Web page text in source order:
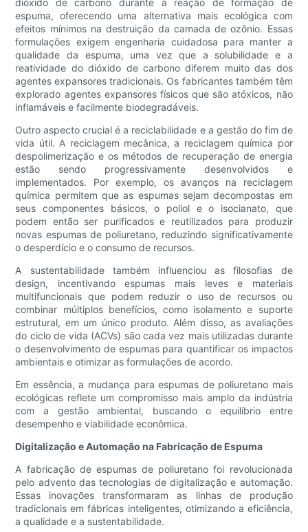
dióxido de carbono durante a reação de formação de
espuma, oferecendo uma alternativa mais ecológica com
efeitos mínimos na destruição da camada de ozônio. Essas
formulações exigem engenharia cuidadosa para manter a
qualidade da espuma, uma vez que a solubilidade e a
reatividade do dióxido de carbono diferem muito das dos
agentes expansores tradicionais. Os fabricantes também têm
explorado agentes expansores físicos que são atóxicos, não
inflamáveis ​​e facilmente biodegradáveis.
Outro aspecto crucial é a reciclabilidade e a gestão do fim de
vida útil. A reciclagem mecânica, a reciclagem química por
despolimerização e os métodos de recuperação de energia
estão sendo progressivamente desenvolvidos e
implementados. Por exemplo, os avanços na reciclagem
química permitem que as espumas sejam decompostas em
seus componentes básicos, o poliol e o isocianato, que
podem então ser purificados e reutilizados para produzir
novas espumas de poliuretano, reduzindo significativamente
o desperdício e o consumo de recursos.
A sustentabilidade também influenciou as filosofias de
design, incentivando espumas mais leves e materiais
multifuncionais que podem reduzir o uso de recursos ou
combinar múltiplos benefícios, como isolamento e suporte
estrutural, em um único produto. Além disso, as avaliações
do ciclo de vida (ACVs) são cada vez mais utilizadas durante
o desenvolvimento de espumas para quantificar os impactos
ambientais e otimizar as formulações de acordo.
Em essência, a mudança para espumas de poliuretano mais
ecológicas reflete um compromisso mais amplo da indústria
com a gestão ambiental, buscando o equilíbrio entre
desempenho e viabilidade econômica.
Digitalização e Automação na Fabricação de Espuma
A fabricação de espumas de poliuretano foi revolucionada
pelo advento das tecnologias de digitalização e automação.
Essas inovações transformaram as linhas de produção
tradicionais em fábricas inteligentes, otimizando a eficiência,
a qualidade e a sustentabilidade.